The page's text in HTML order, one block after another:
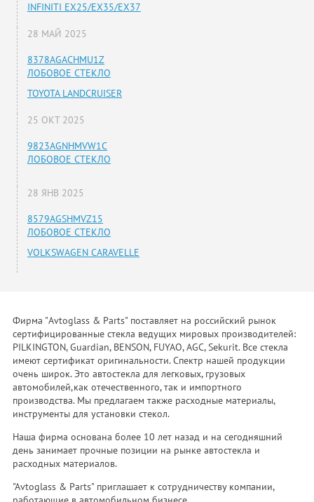
INFINITI EX25/EX35/EX37
28 МАЙ 2025
8378AGACHMU1Z
ЛОБОВОЕ СТЕКЛО
TOYOTA LANDCRUISER
25 ОКТ 2025
9823AGNHMVW1C
ЛОБОВОЕ СТЕКЛО
28 ЯНВ 2025
8579AGSHMVZ15
ЛОБОВОЕ СТЕКЛО
VOLKSWAGEN CARAVELLE
Фирма "Avtoglass & Parts" поставляет на российский рынок
сертифицированные стекла ведущих мировых производителей:
PILKINGTON, Guardian, BENSON, FUYAO, AGC, Sekurit. Все стекла
имеют сертификат оригинальности. Спектр нашей продукции
очень широк. Это автостекла для легковых, грузовых
автомобилей,как отечественного, так и импортного
производства. Мы предлагаем также расходные материалы,
инструменты для установки стекол.
Наша фирма основана более 10 лет назад и на сегодняшний
день занимает прочные позиции на рынке автостекла и
расходных материалов.
"Avtoglass & Parts" приглашает к сотрудничеству компании,